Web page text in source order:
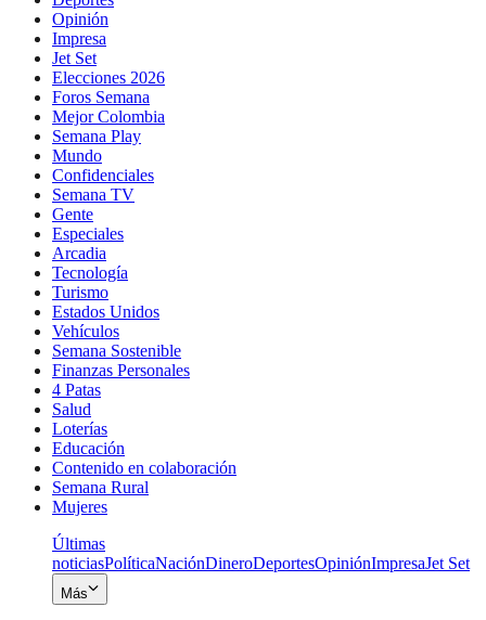
Opinión
Impresa
Jet Set
Elecciones 2026
Foros Semana
Mejor Colombia
Semana Play
Mundo
Confidenciales
Semana TV
Gente
Especiales
Arcadia
Tecnología
Turismo
Estados Unidos
Vehículos
Semana Sostenible
Finanzas Personales
4 Patas
Salud
Loterías
Educación
Contenido en colaboración
Semana Rural
Mujeres
Últimas
noticiasPolíticaNaciónDineroDeportesOpiniónImpresaJet Set
Más